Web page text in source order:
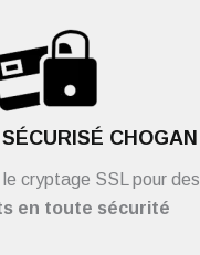
CHOGAN
le cryptage SSL pour des
en toute sécurité